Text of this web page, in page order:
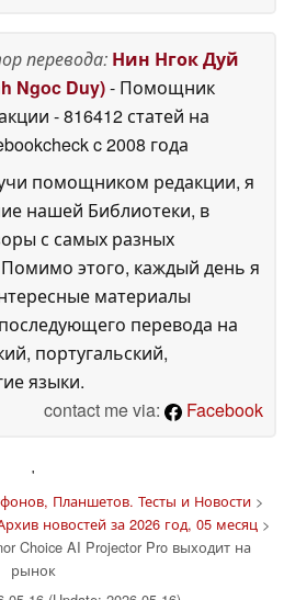
перевода: Нин Нгок Дуй
Ngoc Duy)- Помощник
- 816412 статей на
c 2008 года
помощником редакции, я
нашей Библиотеки, в
с самых разных
этого, каждый день я
материалы
перевода на
португальский,
языки.
contact me via:
Facebook
'
Планшетов. Тесты и Новости>
новостей за 2026 год, 05 месяц>
Choice AI Projector Pro выходит на
рынок